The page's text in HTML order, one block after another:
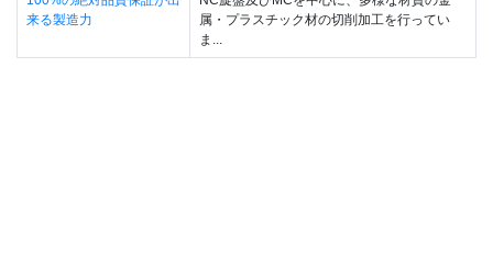
来る製造力
属・プラスチック材の切削加工を行ってい
ま...